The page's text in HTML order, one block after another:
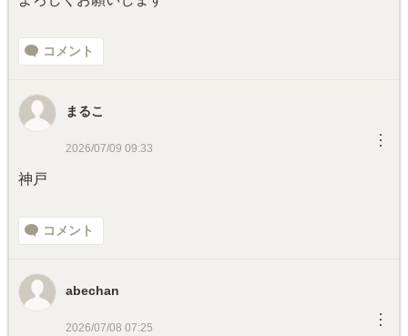
コメント
まるこ
2026/07/09 09:33 ︙
神戸
コメント
abechan
2026/07/08 07:25 ︙